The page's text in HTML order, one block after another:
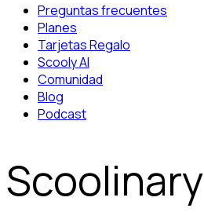
Preguntas frecuentes
Planes
Tarjetas Regalo
Scooly AI
Comunidad
Blog
Podcast
Scoolinary